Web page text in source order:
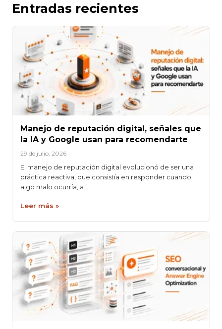
Entradas recientes
Manejo de reputación digital, señales que
la IA y Google usan para recomendarte
29 de julio, 2026
El manejo de reputación digital evolucionó de ser una
práctica reactiva, que consistía en responder cuando
algo malo ocurría, a…
Leer más »